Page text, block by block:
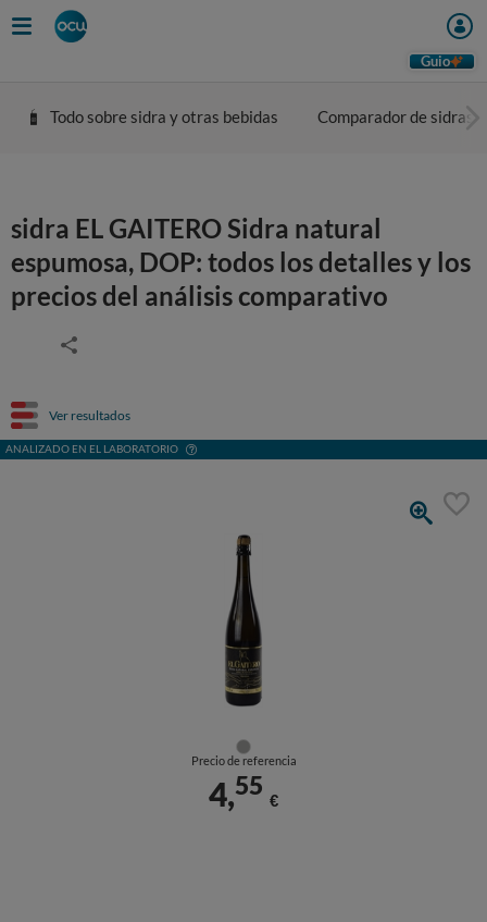
Guio
Todo sobre sidra y otras bebidas Comparador de sidras
sidra EL GAITERO Sidra natural
espumosa, DOP: todos los detalles y los
precios del análisis comparativo
Ver resultados
ANALIZADO EN EL LABORATORIO
Precio de referencia
4,55
€